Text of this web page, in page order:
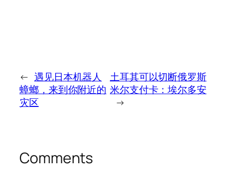
← 遇见日本机器人
蟑螂，来到你附近的
灾区
土耳其可以切断俄罗斯
米尔支付卡：埃尔多安
→
Comments